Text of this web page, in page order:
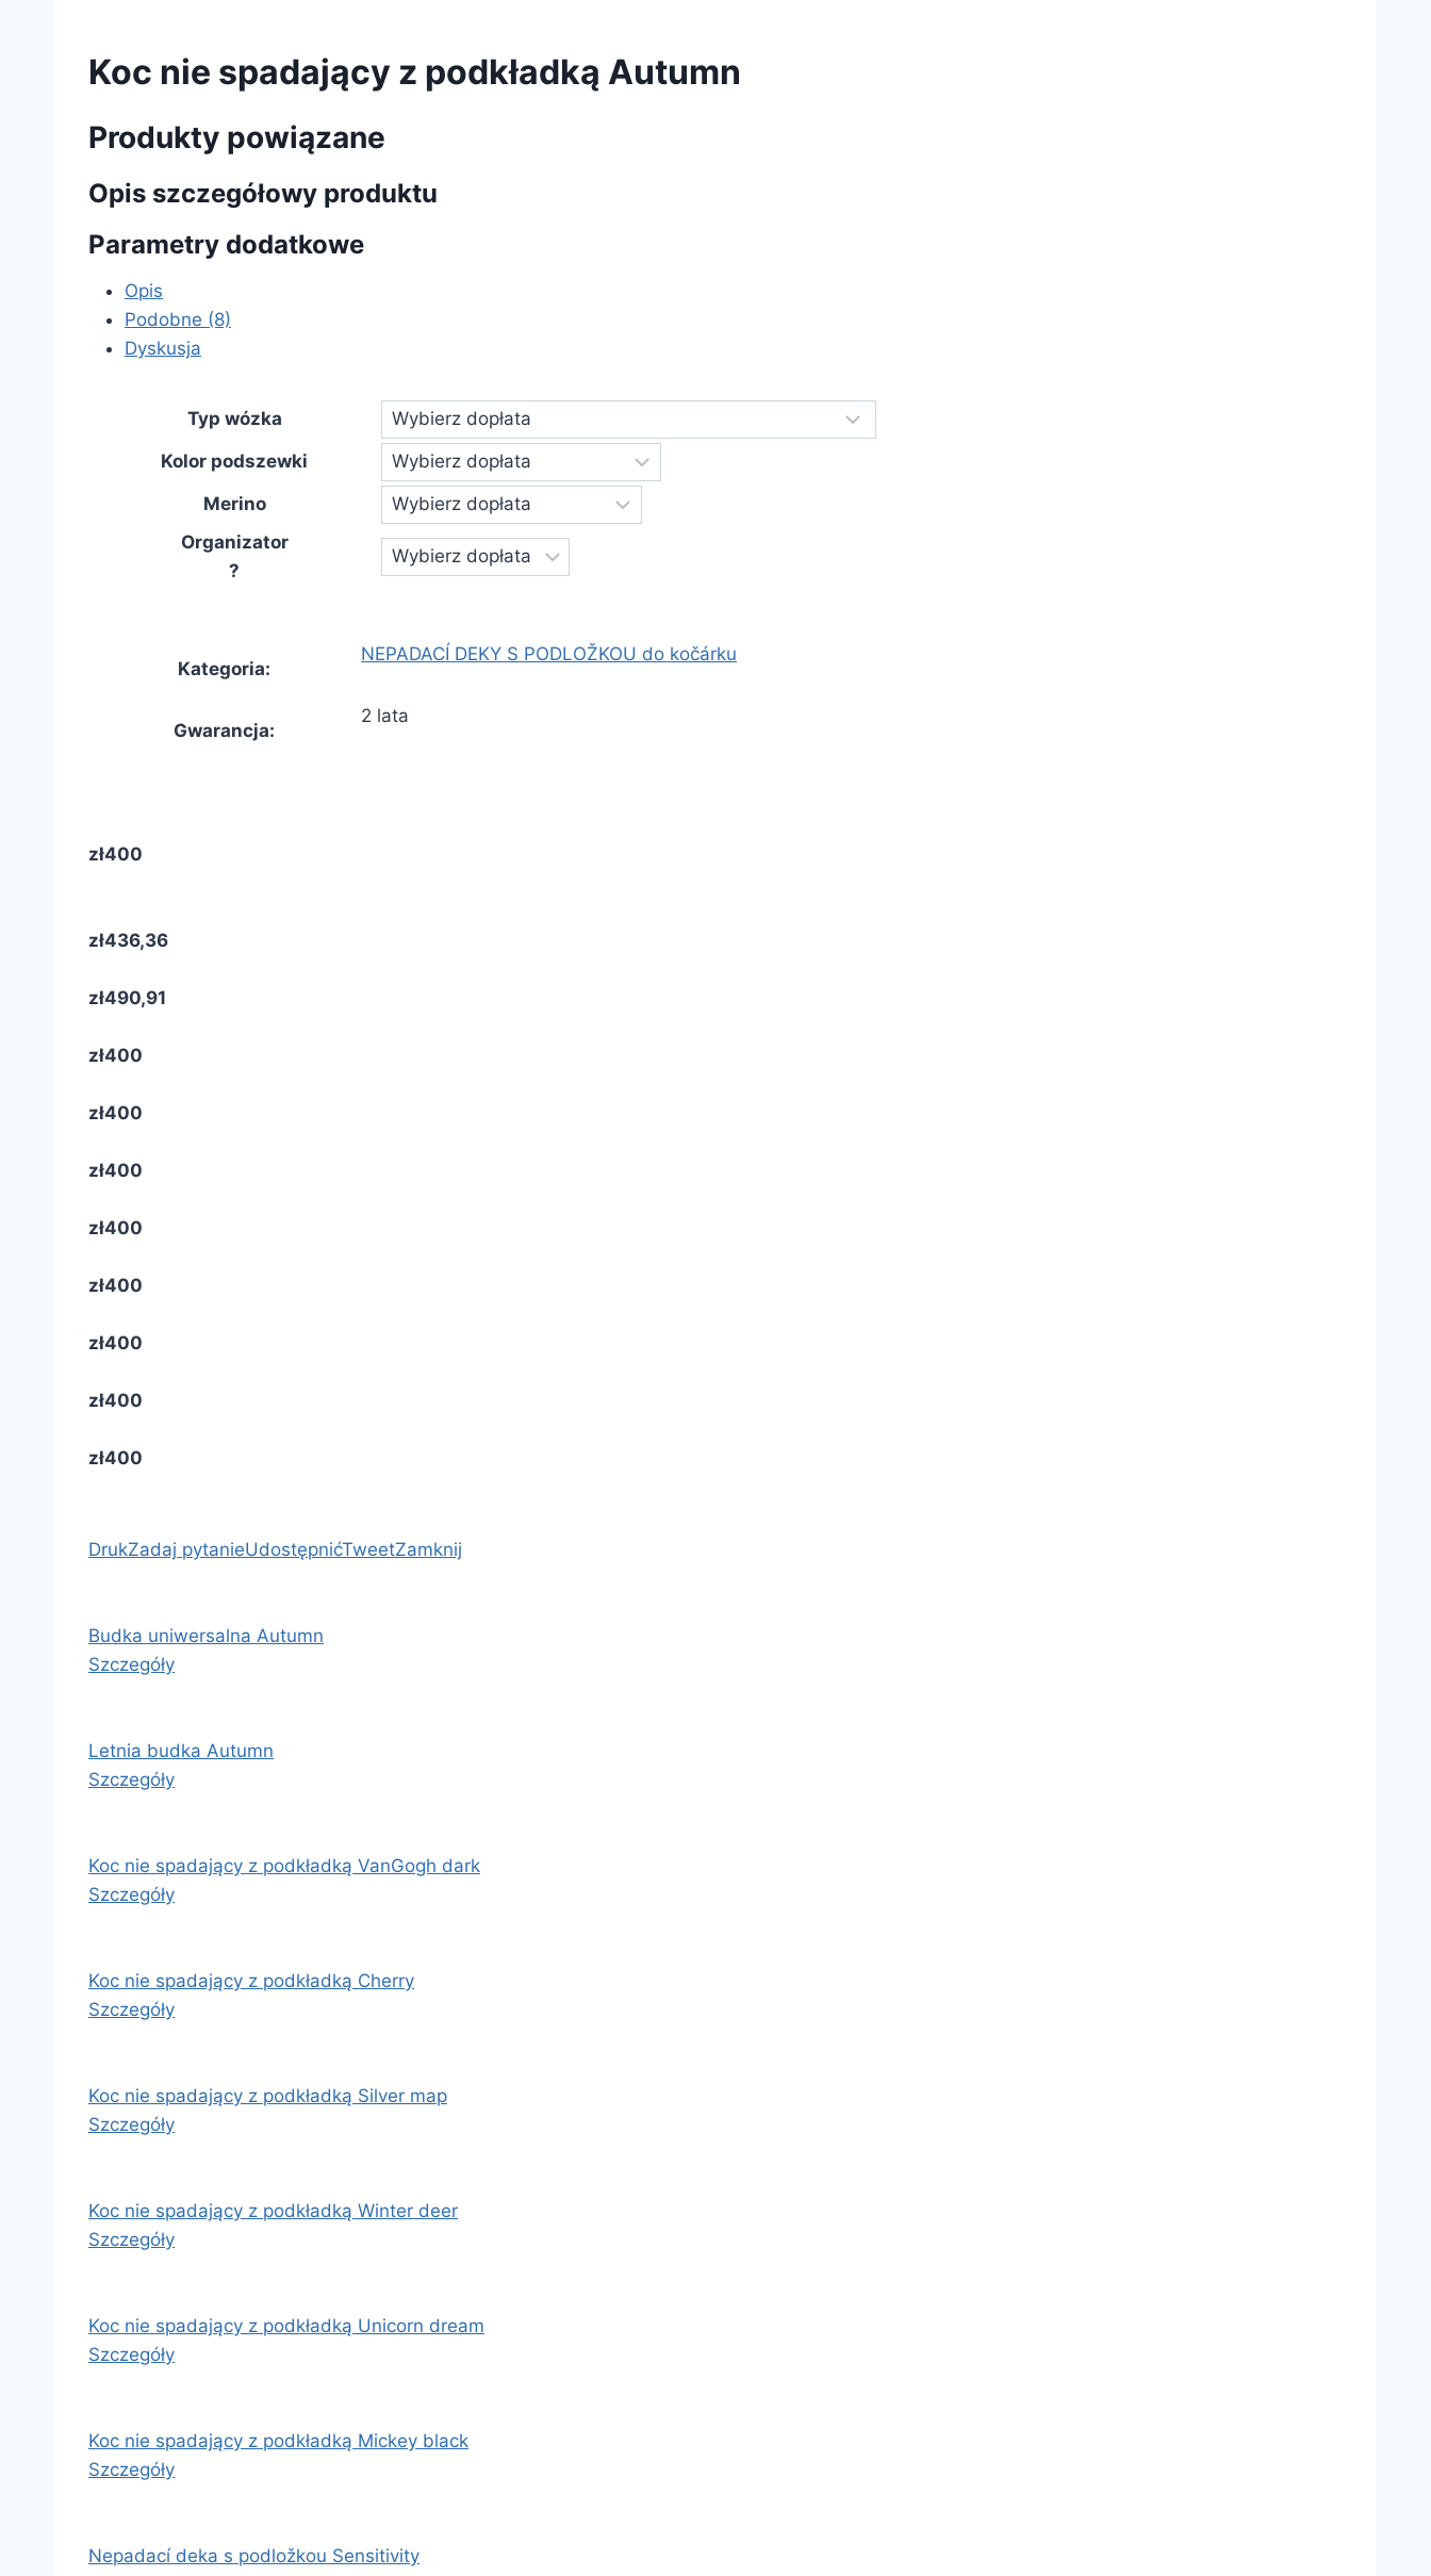
Koc nie spadający z podkładką Autumn
Produkty powiązane
Opis szczegółowy produktu
Parametry dodatkowe
Opis
Podobne (8)
Dyskusja
Typ wózka
Kolor podszewki
Merino
Organizator
?
Kategoria:
NEPADACÍ DEKY S PODLOŽKOU do kočárku
Gwarancja:
2 lata
zł400
zł436,36
zł490,91
zł400
zł400
zł400
zł400
zł400
zł400
zł400
zł400
DrukZadaj pytanieUdostępnićTweetZamknij
Budka uniwersalna Autumn
Szczegóły
Letnia budka Autumn
Szczegóły
Koc nie spadający z podkładką VanGogh dark
Szczegóły
Koc nie spadający z podkładką Cherry
Szczegóły
Koc nie spadający z podkładką Silver map
Szczegóły
Koc nie spadający z podkładką Winter deer
Szczegóły
Koc nie spadający z podkładką Unicorn dream
Szczegóły
Koc nie spadający z podkładką Mickey black
Szczegóły
Nepadací deka s podložkou Sensitivity